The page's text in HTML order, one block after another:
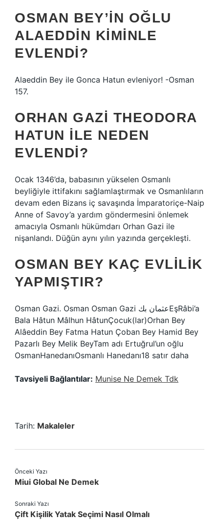
OSMAN BEY’IN OĞLU
ALAEDDIN KIMINLE
EVLENDI?
Alaeddin Bey ile Gonca Hatun evleniyor! -Osman
157.
ORHAN GAZI THEODORA
HATUN ILE NEDEN
EVLENDI?
Ocak 1346’da, babasının yükselen Osmanlı
beyliğiyle ittifakını sağlamlaştırmak ve Osmanlıların
devam eden Bizans iç savaşında İmparatoriçe-Naip
Anne of Savoy’a yardım göndermesini önlemek
amacıyla Osmanlı hükümdarı Orhan Gazi ile
nişanlandı. Düğün aynı yılın yazında gerçekleşti.
OSMAN BEY KAÇ EVLILIK
YAPMIŞTIR?
Osman Gazi. Osman Osman Gazi عثمان بكEşRâbi’a
Bala Hâtun Mâlhun HâtunÇocuk(lar)Orhan Bey
Alâeddin Bey Fatma Hatun Çoban Bey Hamid Bey
Pazarlı Bey Melik BeyTam adı Ertuğrul’un oğlu
OsmanHanedanıOsmanlı Hanedanı18 satır daha
Tavsiyeli Bağlantılar: Munise Ne Demek Tdk
Tarih: Makaleler
Önceki Yazı
Miui Global Ne Demek
Sonraki Yazı
Çift Kişilik Yatak Seçimi Nasıl Olmalı